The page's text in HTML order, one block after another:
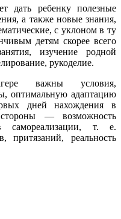
дать ребенку полезные
а также новые знания,
с уклоном в ту
детям скорее всего
изучение родной
рукоделие.
важны условия,
оптимальную адаптацию
дней нахождения в
— возможность
самореализации, т. е.
притязаний, реальность